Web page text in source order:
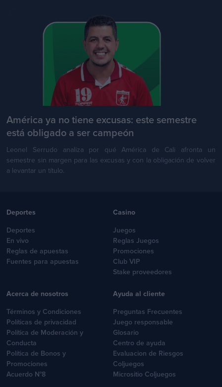
América ya no tiene excusas: este semestre
está obligado a ser campeón
Leonel Serrudo analiza por qué América de Cali afronta un
semestre sin margen para las excusas y con la obligación de volver
a levantar un título.
Deportes
Deportes
En vivo
Reglas de apuestas
Fuentes para apuestas
Casino
Juegos
Reglas Juegos
Promociones
Club VIP
Stake proveedores
Acerca de nosotros
Términos y Condiciones
Políticas de privacidad
Política de Moderación y
Conducta
Política de Bonos y
Promociones
Acuerdo N°8
Ayuda al cliente
Preguntas Frecuentes
Juego responsable
Glosario
Centro de ayuda
Evaluacion de Riesgos
Coljuegos
Micrositio Coljuegos